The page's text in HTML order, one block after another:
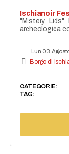
Ischianoir
"Mistery Lids"
archeologica
Lun 03
Borgo di
CATEGORIE:
TAG: